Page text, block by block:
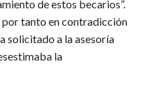
de estos becarios”.
tanto en contradicción
solicitado a la asesoría
la